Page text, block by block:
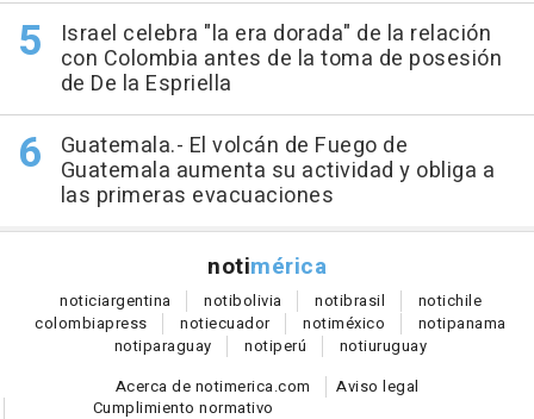
Israel celebra "la era dorada" de la relación
con Colombia antes de la toma de posesión
de De la Espriella
Guatemala.- El volcán de Fuego de
Guatemala aumenta su actividad y obliga a
las primeras evacuaciones
notimérica
noticiargentina notibolivia notibrasil notichile
colombiapress notiecuador notiméxico notipanama
notiparaguay notiperú notiuruguay
Acerca de notimerica.com
Aviso legal
Cumplimiento normativo